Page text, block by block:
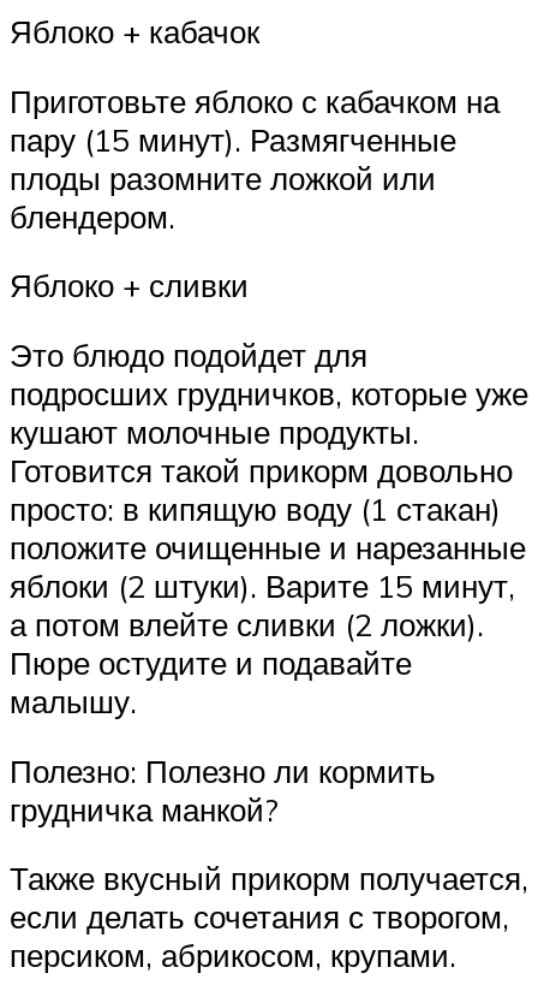
Яблоко + кабачок
Приготовьте яблоко с кабачком на
пару (15 минут). Размягченные
плоды разомните ложкой или
блендером.
Яблоко + сливки
Это блюдо подойдет для
подросших грудничков, которые уже
кушают молочные продукты.
Готовится такой прикорм довольно
просто: в кипящую воду (1 стакан)
положите очищенные и нарезанные
яблоки (2 штуки). Варите 15 минут,
а потом влейте сливки (2 ложки).
Пюре остудите и подавайте
малышу.
Полезно: Полезно ли кормить
грудничка манкой?
Также вкусный прикорм получается,
если делать сочетания с творогом,
персиком, абрикосом, крупами.